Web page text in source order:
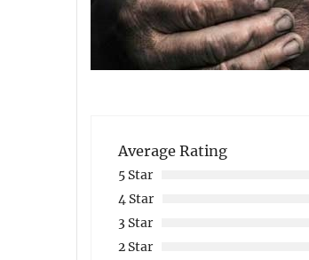
Average Rating
5 Star
4 Star
3 Star
2 Star